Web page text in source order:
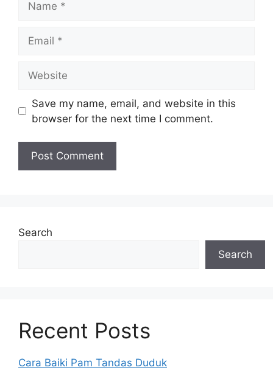
Save my name, email, and website in this
browser for the next time I comment.
Search
Search
Recent Posts
Cara Baiki Pam Tandas Duduk